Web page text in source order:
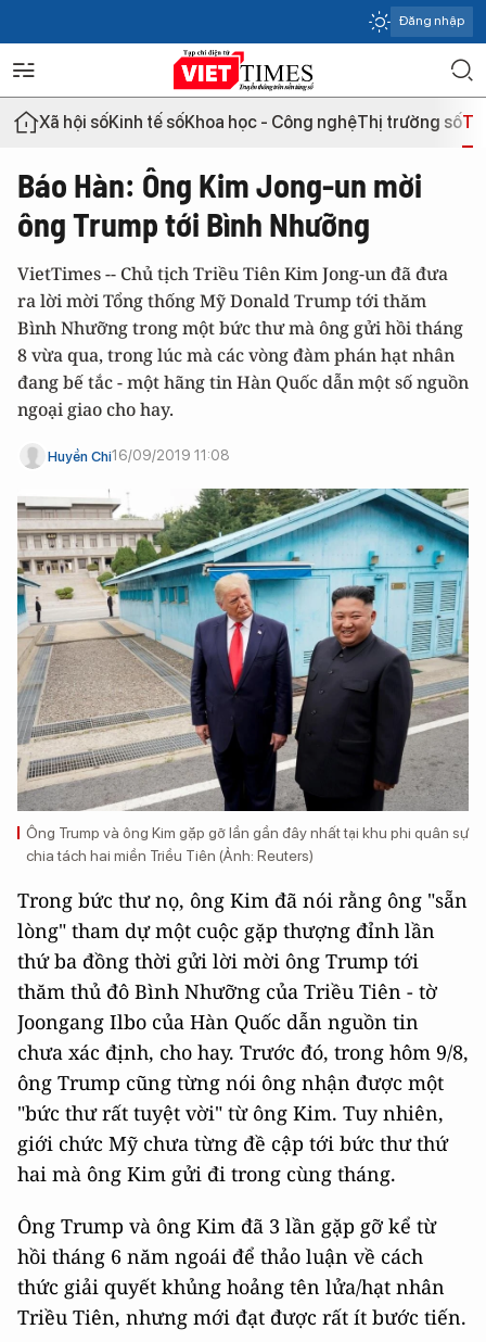
Đăng nhập
Xã hội sốKinh tế sốKhoa học - Công nghệThị trường số
Báo Hàn: Ông Kim Jong-un mời
ông Trump tới Bình Nhưỡng
VietTimes -- Chủ tịch Triều Tiên Kim Jong-un đã đưa
ra lời mời Tổng thống Mỹ Donald Trump tới thăm
Bình Nhưỡng trong một bức thư mà ông gửi hồi tháng
8 vừa qua, trong lúc mà các vòng đàm phán hạt nhân
đang bế tắc - một hãng tin Hàn Quốc dẫn một số nguồn
ngoại giao cho hay.
Huyền Chi16/09/2019 11:08
Ông Trump và ông Kim gặp gỡ lần gần đây nhất tại khu phi quân sự
chia tách hai miền Triều Tiên (Ảnh: Reuters)
Trong bức thư nọ, ông Kim đã nói rằng ông "sẵn
lòng" tham dự một cuộc gặp thượng đỉnh lần
thứ ba đồng thời gửi lời mời ông Trump tới
thăm thủ đô Bình Nhưỡng của Triều Tiên - tờ
Joongang Ilbo của Hàn Quốc dẫn nguồn tin
chưa xác định, cho hay. Trước đó, trong hôm 9/8,
ông Trump cũng từng nói ông nhận được một
"bức thư rất tuyệt vời" từ ông Kim. Tuy nhiên,
giới chức Mỹ chưa từng đề cập tới bức thư thứ
hai mà ông Kim gửi đi trong cùng tháng.
Ông Trump và ông Kim đã 3 lần gặp gỡ kể từ
hồi tháng 6 năm ngoái để thảo luận về cách
thức giải quyết khủng hoảng tên lửa/hạt nhân
Triều Tiên, nhưng mới đạt được rất ít bước tiến.